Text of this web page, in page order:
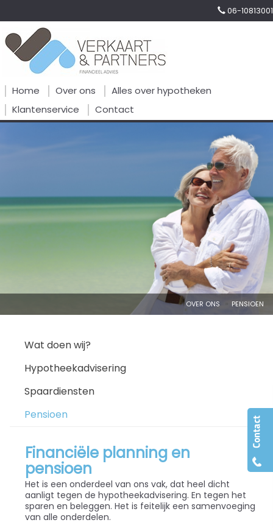
06-10813001
Home Over ons
Alles over hypotheken
Klantenservice
Contact
OVER ONS PENSIOEN
Wat doen wij?
Hypotheekadvisering
Spaardiensten
Pensioen
Financiële planning en
pensioen
Het is een onderdeel van ons vak, dat heel dicht
aanligt tegen de hypotheekadvisering. En tegen het
sparen en beleggen. Het is feitelijk een samenvoeging
van alle onderdelen.